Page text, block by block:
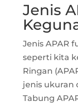
Jenis
Jenis APAR
seperti kita
Ringan
jenis ukuran
Tabung